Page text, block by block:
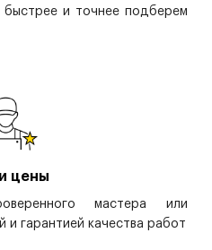
и точнее подберем
цены
мастера или
и гарантией качества работ